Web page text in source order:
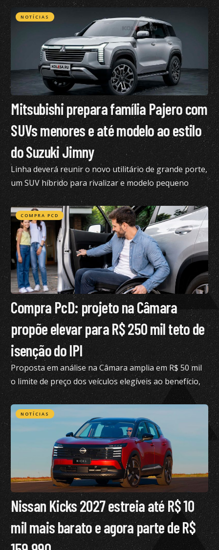
NOTÍCIAS
Mitsubishi prepara família Pajero com
SUVs menores e até modelo ao estilo
do Suzuki Jimny
Linha deverá reunir o novo utilitário de grande porte,
um SUV híbrido para rivalizar e modelo pequeno
semelhante ao Suzuki Jimny
COMPRA PCD
Compra PcD: projeto na Câmara
propõe elevar para R$ 250 mil teto de
isenção do IPI
Proposta em análise na Câmara amplia em R$ 50 mil
o limite de preço dos veículos elegíveis ao benefício,
hoje fixado em R$ 200 mil
NOTÍCIAS
Nissan Kicks 2027 estreia até R$ 10
mil mais barato e agora parte de R$